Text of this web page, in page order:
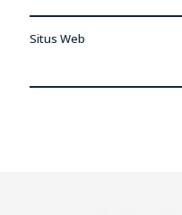
Situs Web